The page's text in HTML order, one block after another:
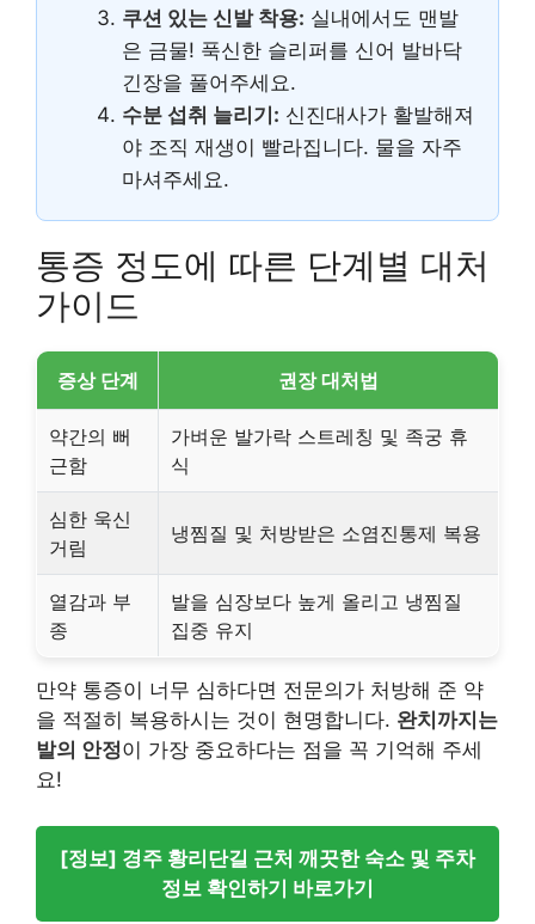
쿠션 있는 신발 착용: 실내에서도 맨발
은 금물! 푹신한 슬리퍼를 신어 발바닥
긴장을 풀어주세요.
수분 섭취 늘리기: 신진대사가 활발해져
야 조직 재생이 빨라집니다. 물을 자주
마셔주세요.
통증 정도에 따른 단계별 대처
가이드
증상 단계 권장 대처법
약간의 뻐
근함
가벼운 발가락 스트레칭 및 족궁 휴
식
심한 욱신
거림
냉찜질 및 처방받은 소염진통제 복용
열감과 부
종
발을 심장보다 높게 올리고 냉찜질
집중 유지
만약 통증이 너무 심하다면 전문의가 처방해 준 약
을 적절히 복용하시는 것이 현명합니다. 완치까지는
발의 안정이 가장 중요하다는 점을 꼭 기억해 주세
요!
[정보] 경주 황리단길 근처 깨끗한 숙소 및 주차
정보 확인하기 바로가기